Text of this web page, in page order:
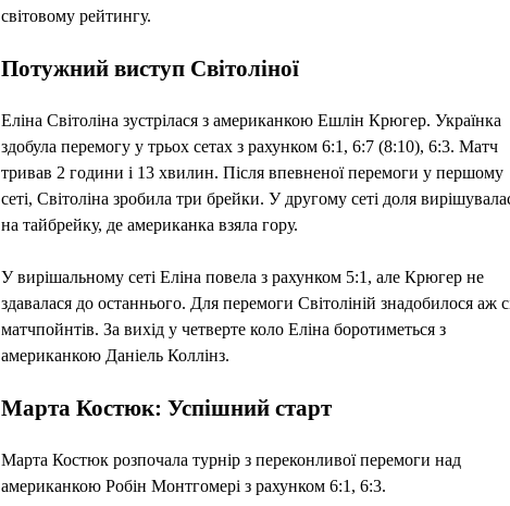
світовому рейтингу.
Потужний виступ Світоліної
Еліна Світоліна зустрілася з американкою Ешлін Крюгер. Українка
здобула перемогу у трьох сетах з рахунком 6:1, 6:7 (8:10), 6:3. Матч
тривав 2 години і 13 хвилин. Після впевненої перемоги у першому
сеті, Світоліна зробила три брейки. У другому сеті доля
на тайбрейку, де американка взяла гору.
У вирішальному сеті Еліна повела з рахунком 5:1, але Крюгер не
здавалася до останнього. Для перемоги Світоліній знадобилося аж
матчпойнтів. За вихід у четверте коло Еліна боротиметься з
американкою Даніель Коллінз.
Марта Костюк: Успішний старт
Марта Костюк розпочала турнір з переконливої перемоги над
американкою Робін Монтгомері з рахунком 6:1, 6:3.